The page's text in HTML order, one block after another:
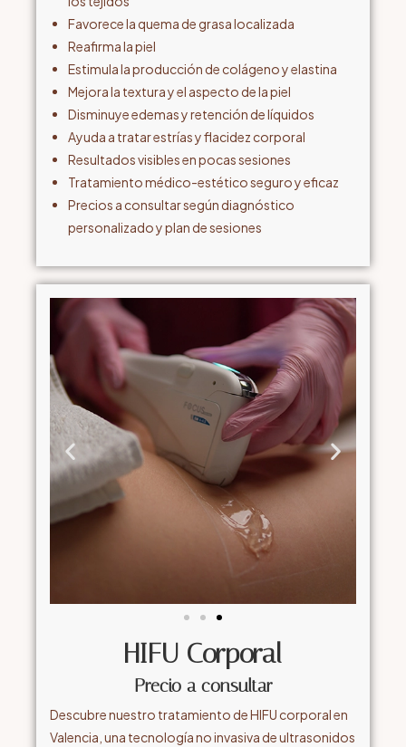
Favorece la quema de grasa localizada
Reafirma la piel
Estimula la producción de colágeno y elastina
Mejora la textura y el aspecto de la piel
Disminuye edemas y retención de líquidos
Ayuda a tratar estrías y flacidez corporal
Resultados visibles en pocas sesiones
Tratamiento médico-estético seguro y eficaz
Precios a consultar según diagnóstico
personalizado y plan de sesiones
HIFU Corporal
Precio a consultar
Descubre nuestro tratamiento de HIFU corporal en
Valencia, una tecnología no invasiva de ultrasonidos